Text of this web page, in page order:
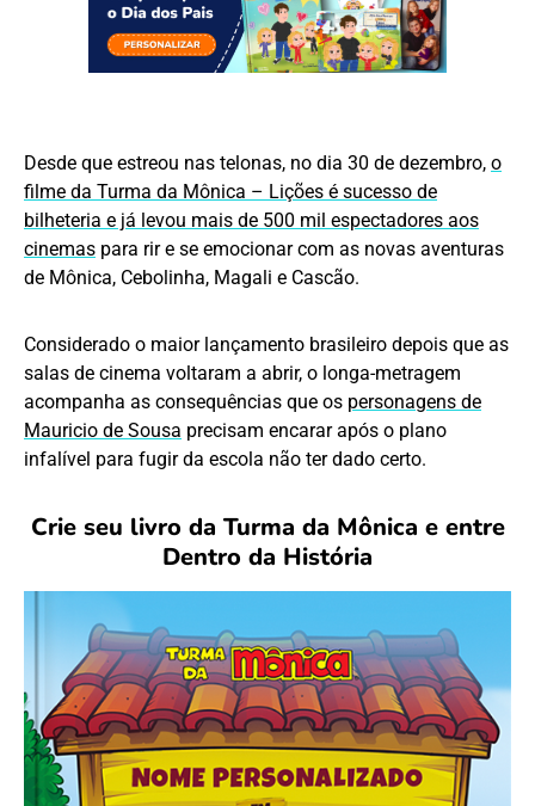
Desde que estreou nas telonas, no dia 30 de dezembro, o
filme da Turma da Mônica – Lições é sucesso de
bilheteria e já levou mais de 500 mil espectadores aos
cinemas para rir e se emocionar com as novas aventuras
de Mônica, Cebolinha, Magali e Cascão.
Considerado o maior lançamento brasileiro depois que as
salas de cinema voltaram a abrir, o longa-metragem
acompanha as consequências que os personagens de
Mauricio de Sousa precisam encarar após o plano
infalível para fugir da escola não ter dado certo.
Crie seu livro da Turma da Mônica e entre
Dentro da História